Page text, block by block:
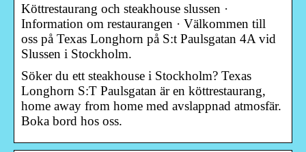
Köttrestaurang och steakhouse slussen ·
Information om restaurangen · Välkommen till
oss på Texas Longhorn på S:t Paulsgatan 4A vid
Slussen i Stockholm.
Söker du ett steakhouse i Stockholm? Texas
Longhorn S:T Paulsgatan är en köttrestaurang,
home away from home med avslappnad atmosfär.
Boka bord hos oss.